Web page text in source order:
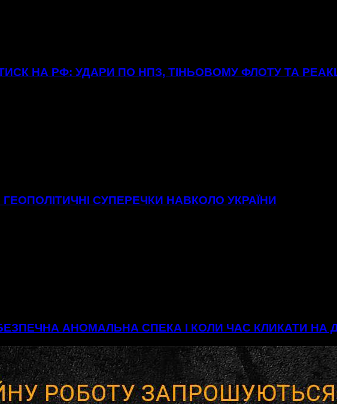
НА РФ: УДАРИ ПО НПЗ, ТІНЬОВОМУ ФЛОТУ ТА
СУПЕРЕЧКИ НАВКОЛО УКРАЇНИ
АНОМАЛЬНА СПЕКА І КОЛИ ЧАС КЛИКАТИ НА